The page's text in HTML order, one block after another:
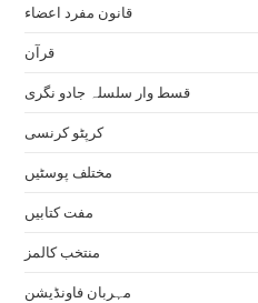
قانون مفرد اعضاء
قرآن
قسط وار سلسلہ جادو نگری
کرپٹو کرنسی
مختلف پوسٹیں
مفت کتابیں
منتخب کالمز
مہربان فاونڈیشن